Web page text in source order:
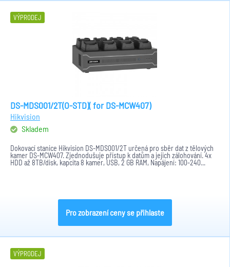
VÝPRODEJ
DS-MDS001/2T(O-STD)( for DS-MCW407)
Hikvision
Skladem
Dokovací stanice Hikvision DS-MDS001/2T určená pro sběr dat z tělových
kamer DS-MCW407. Zjednodušuje přístup k datům a jejich zálohování. 4x
HDD až 8TB/disk, kapcita 8 kamer, USB, 2 GB RAM, Napájení: 100-240...
Pro zobrazení ceny se přihlaste
VÝPRODEJ